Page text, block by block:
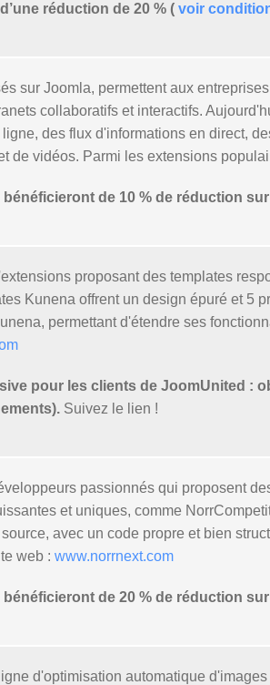
réduction de 20 % ( voir
sur Joomla, permettent aux
collaboratifs et interactifs.
des flux d'informations en direct,
de vidéos. Parmi les extensions
de 10 % de réduction
proposant des templates
Kunena offrent un design épuré et 5
permettant d'étendre ses
pour les clients de JoomUnited :
Suivez le lien !
passionnés qui proposent
et uniques, comme
avec un code propre et bien
web : www.norrnext.com
de 20 % de réduction
d'optimisation automatique